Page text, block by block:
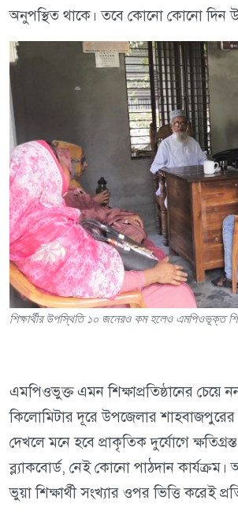
অনুপস্থিত থাকে। তবে কোনো কোনো দিন
শিক্ষার্থীর উপস্থিতি ১০ জনেরও কম হলেও এমপিওভূক্ত
এমপিওভুক্ত এমন শিক্ষাপ্রতিষ্ঠানের
কিলোমিটার দূরে উপজেলার শাহবাজপুরের
দেখলে মনে হবে প্রাকৃতিক দুর্যোগে
ব্ল্যাকবোর্ড, নেই কোনো পাঠদান
ভুয়া শিক্ষার্থী সংখ্যার ওপর ভিত্তি করেই